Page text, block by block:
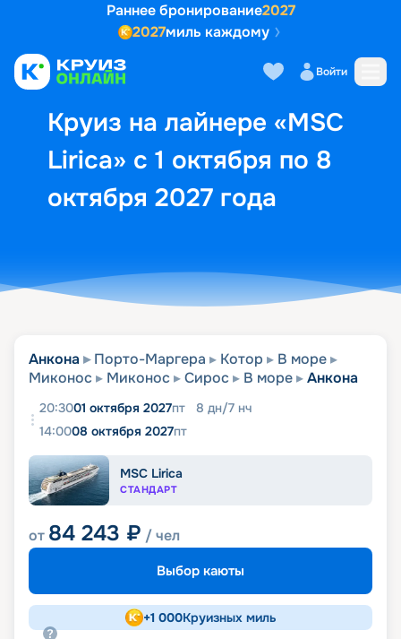
Раннее бронирование2027
2027миль каждому
Войти
Круиз на лайнере «MSC
Lirica» с 1 октября по 8
октября 2027 года
Выбор кают Маршрут и
Анкона Порто-Маргера Котор
В море
Миконос
Миконос Сирос В море Анкона
20:3001 октября 2027пт 8 дн/7 нч
14:0008 октября 2027пт
MSC Lirica
СТАНДАРТ
от 84 243 ₽ / чел
Выбор каюты
+1 000Круизных миль